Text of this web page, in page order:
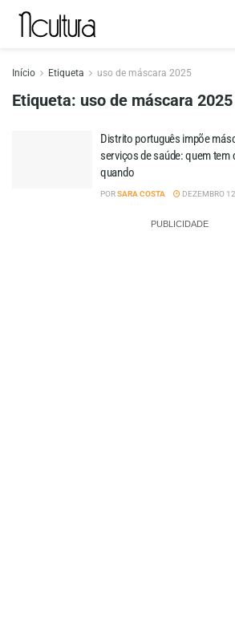
Início Etiqueta uso de máscara 2025
Etiqueta: uso de máscara 2025
Distrito português impõe
serviços de saúde: quem tem
quando
PORSARA COSTA DEZEMBRO
PUBLICIDADE